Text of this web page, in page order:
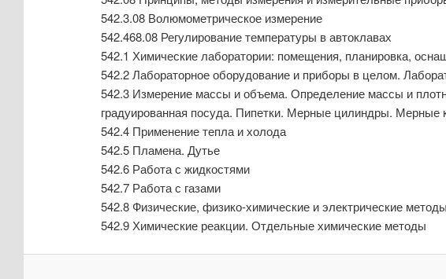
542.3.08 Волюмометрическое измерение
542.468.08 Регулирование температуры в автоклавах
542.1 Химические лаборатории: помещения, планировка,
542.2 Лабораторное оборудование и приборы в целом.
542.3 Измерение массы и объема. Определение массы и
градуированная посуда. Пипетки. Мерные цилиндры. Мерные
542.4 Применение тепла и холода
542.5 Пламена. Дутье
542.6 Работа с жидкостями
542.7 Работа с газами
542.8 Физические, физико-химические и электрические
542.9 Химические реакции. Отдельные химические методы